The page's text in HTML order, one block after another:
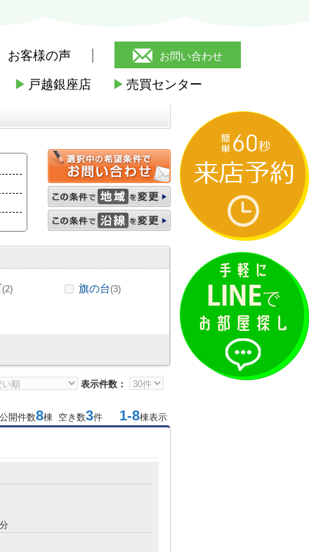
お客様の声 お問い合わせ
▶ 戸越銀座店 ▶ 売買センター
賃貸
(2) 旗の台(3)
表示件数：
開件数8棟 空き数3件 1-8棟表示